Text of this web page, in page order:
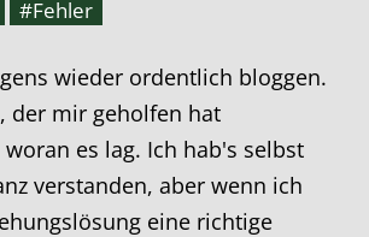
#Fehler
wieder ordentlich bloggen.
, der mir geholfen hat
es lag. Ich hab's selbst
verstanden, aber wenn ich
eine richtige